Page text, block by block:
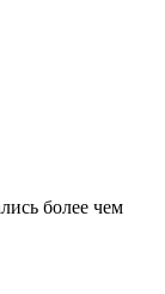
более чем